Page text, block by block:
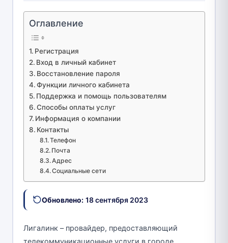
Оглавление
Регистрация
Вход в личный кабинет
Восстановление пароля
Функции личного кабинета
Поддержка и помощь пользователям
Способы оплаты услуг
Информация о компании
Контакты
Телефон
Почта
Адрес
Социальные сети
Обновлено: 18 сентября 2023
Лигалинк – провайдер, предоставляющий